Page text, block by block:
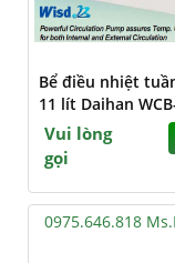
Bể điều nhiệt
11 lít Daihan
Vui lòng
gọi
0975.646.818